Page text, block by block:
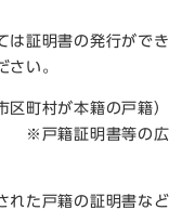
は証明書の発行ができ
さい。
町村が本籍の戸籍）
※戸籍証明書等の広
れた戸籍の証明書など